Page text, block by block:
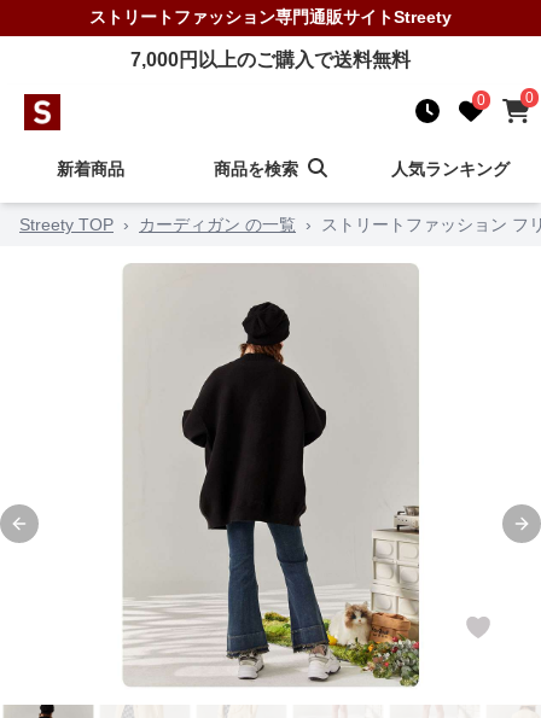
ストリートファッション専門通販サイトStreety
7,000円以上のご購入で送料無料
0 0
新着商品 商品を検索 人気ランキング
Streety TOP › カーディガン の一覧 › ストリートファッション フ
Previous slide